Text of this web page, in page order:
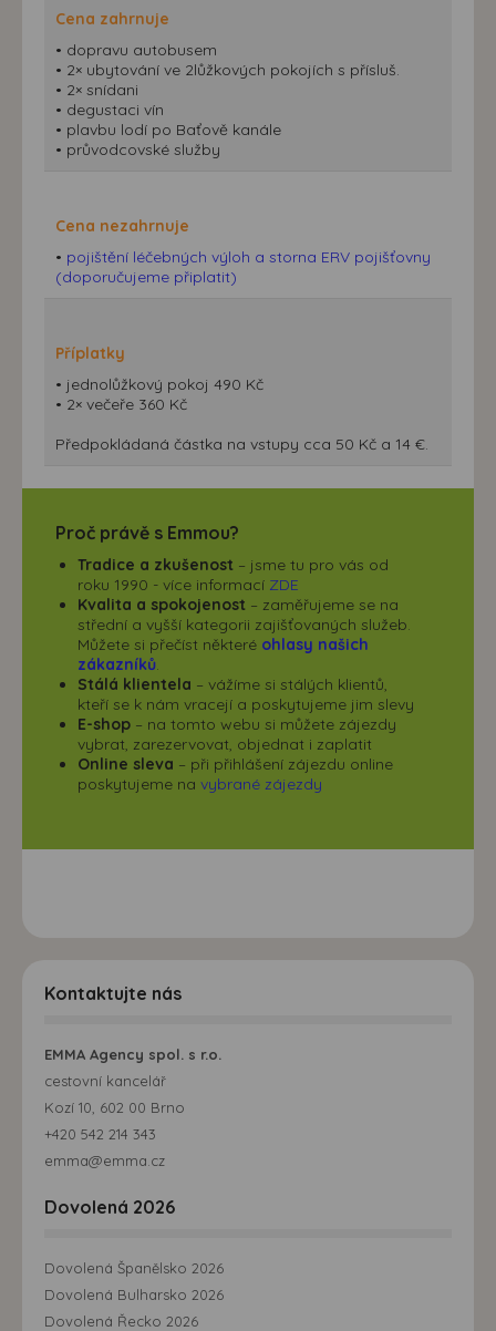
Cena zahrnuje
• dopravu autobusem
• 2× ubytování ve 2lůžkových pokojích s přísluš.
• 2× snídani
• degustaci vín
• plavbu lodí po Baťově kanále
• průvodcovské služby
Cena nezahrnuje
• pojištění léčebných výloh a storna ERV pojišťovny
(doporučujeme připlatit)
Příplatky
• jednolůžkový pokoj 490 Kč
• 2× večeře 360 Kč
Předpokládaná částka na vstupy cca 50 Kč a 14 €.
Proč právě s Emmou?
Tradice a zkušenost – jsme tu pro vás od
roku 1990 - více informací ZDE
Kvalita a spokojenost – zaměřujeme se na
střední a vyšší kategorii zajišťovaných služeb.
Můžete si přečíst některé ohlasy našich
zákazníků
Stálá klientela – vážíme si stálých klientů,
kteří se k nám vracejí a poskytujeme jim slevy
E-shop – na tomto webu si můžete zájezdy
vybrat, zarezervovat, objednat i zaplatit
Online sleva – při přihlášení zájezdu online
poskytujeme na vybrané zájezdy
Kontaktujte nás
EMMA Agency spol. s r.o.
cestovní kancelář
Kozí 10, 602 00 Brno
+420 542 214 343
emma@emma.cz
Dovolená 2026
Dovolená Španělsko 2026
Dovolená Bulharsko 2026
Dovolená Řecko 2026